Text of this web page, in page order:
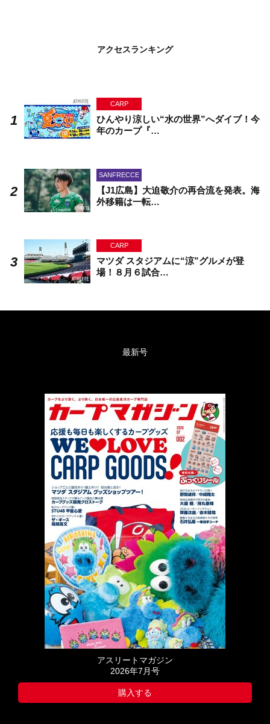
アクセスランキング
CARP
ひんやり涼しい“水の世界”へダイブ！今
年のカープ『…
SANFRECCE
【J1広島】大迫敬介の再合流を発表。海
外移籍は一転…
CARP
マツダ スタジアムに“涼”グルメが登
場！８月６試合…
最新号
アスリートマガジン
2026年7月号
購入する